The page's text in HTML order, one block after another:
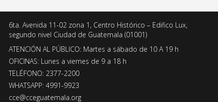
6ta. Avenida 11-02 zona 1, Centro Histórico – Edifico Lux,
segundo nivel Ciudad de Guatemala (01001)
ATENCIÓN AL PÚBLICO: Martes a sábado de 10 A 19 h
OFICINAS: Lunes a viernes de 9 a 18 h
TELÉFONO: 2377-2200
WHATSAPP: 4991-9923
cce@cceguatemala.org